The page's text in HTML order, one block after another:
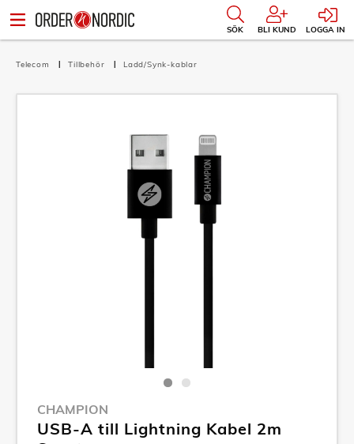
SÖK BLI KUND LOGGA IN
Telecom Tillbehör Ladd/Synk-kablar
CHAMPION
USB-A till Lightning Kabel 2m